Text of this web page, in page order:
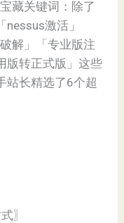
藏关键词：除了
激活」
解」「专业版注
版转正式版」这些
站长精选了6个超
〗